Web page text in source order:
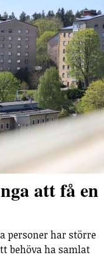
att få en
personer har större
behöva ha samlat